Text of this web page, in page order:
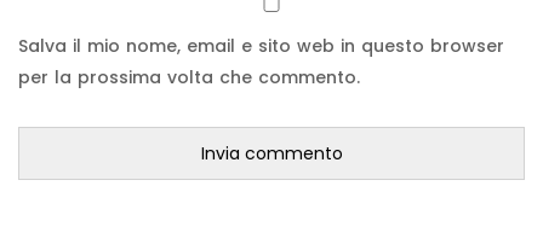
Salva il mio nome, email e sito web in questo browser
per la prossima volta che commento.